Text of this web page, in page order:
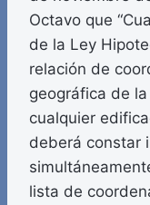
Octavo que
de la Ley
relación de
geográfica de
cualquier
deberá constar
lista de